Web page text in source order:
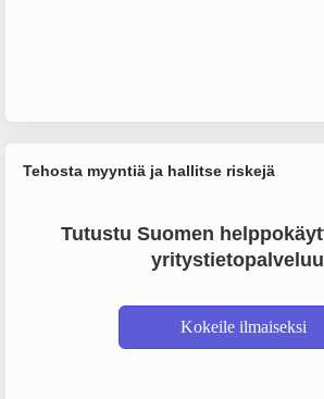
Tehosta myyntiä ja hallitse riskejä
Tutustu Suomen
Kokeile ilmaiseksi